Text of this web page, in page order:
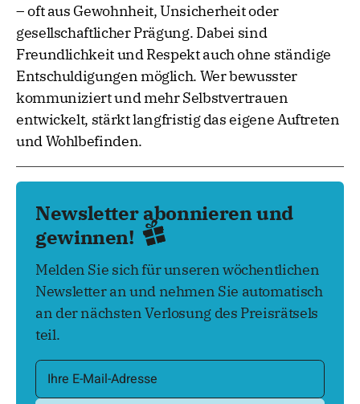
– oft aus Gewohnheit, Unsicherheit oder
gesellschaftlicher Prägung. Dabei sind
Freundlichkeit und Respekt auch ohne ständige
Entschuldigungen möglich. Wer bewusster
kommuniziert und mehr Selbstvertrauen
entwickelt, stärkt langfristig das eigene Auftreten
und Wohlbefinden.
Newsletter abonnieren und
gewinnen!
Melden Sie sich für unseren wöchentlichen
Newsletter an und nehmen Sie automatisch
an der nächsten Verlosung des Preisrätsels
teil.